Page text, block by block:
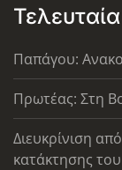
Παπάγου:
Πρωτέας: Στη
Διευκρίνιση
κατάκτησης